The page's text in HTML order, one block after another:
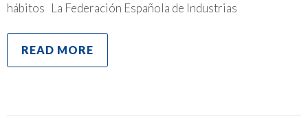
hábitos La Federación Española de Industrias
READ MORE